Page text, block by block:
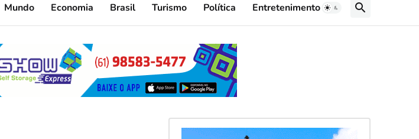
Mundo Economia Brasil Turismo Política Entretenimento